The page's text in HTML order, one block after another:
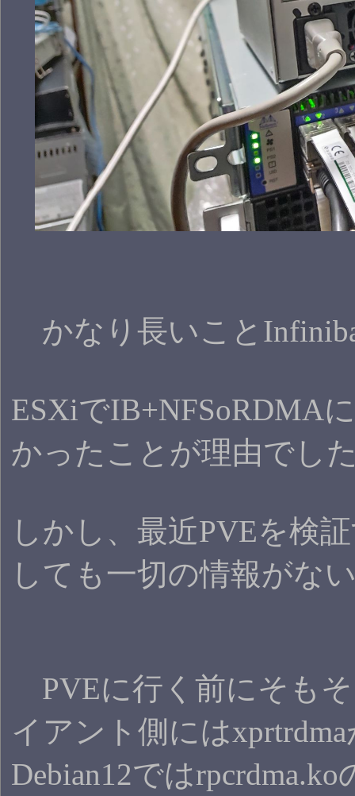
かなり長いこと
ESXiでIB+NFSoRDMA
かったことが理由でし
しかし、最近PVEを検
しても一切の情報がな
PVEに行く前にそもそ
イアント側には
Debian12では